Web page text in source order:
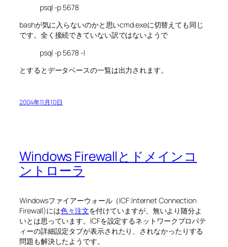
psql -p 5678
bashが気に入らないのかと思いcmd.exeに切替えても同じ
です。全く接続できていない訳ではないようで
psql -p 5678 -l
とするとデータベースの一覧は出力されます。
2004年11月10日
Windows Firewallとドメインコ
ントローラ
Windowsファイアーウォール（ICF:Internet Connection
Firewall)には色々注文を付けていますが、無いより随分よ
いとは思っています。ICFを設定するネットワークプロパテ
ィーの詳細設定タブが表示されたり、されなかったりする
問題も解決したようです。